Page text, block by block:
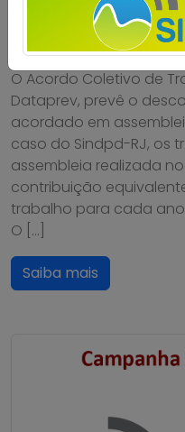
Publicado porImprensa
O Acordo Coletivo de
Dataprev, prevê o
acordado em
caso do Sindpd-RJ, os
assembleia realizada
contribuição
trabalho para cada
O […]
Saiba mais